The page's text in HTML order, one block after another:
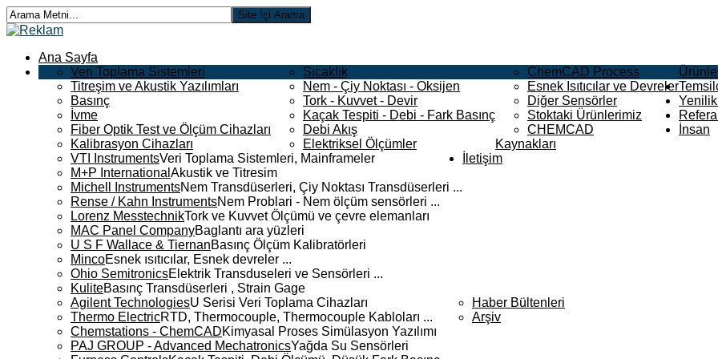
Ana Sayfa
Veri Toplama Sistemleri
Titreşim ve Akustik Yazılımları
Basınç
İvme
Fiber Optik Test ve Ölçüm Cihazları
Kalibrasyon Cihazları
Sıcaklık
Nem - Çiy Noktası - Oksijen
Tork - Kuvvet - Devir
Kaçak Tespiti - Debi - Fark Basınç
Debi Akış
Elektriksel Ölçümler
ChemCAD Process
Esnek Isıtıcılar ve Devreler
Diğer Sensörler
Stoktaki Ürünlerimiz
CHEMCAD
VTI InstrumentsVeri Toplama Sistemleri, Mainframeler
M+P International Akustik ve Titresim
Michell InstrumentsNem Transdüserleri, Çiy Noktası Transdüserleri ...
Rense / Kahn InstrumentsNem Problari - Nem ölçüm sensörleri ...
Lorenz MesstechnikTork ve Kuvvet Ölçümü ve çevre elemanları
MAC Panel CompanyBaglantı ara yüzleri
U S F Wallace & TiernanBasınç Ölçüm Kalibratörleri
MincoEsnek ısıtıcılar, Esnek devreler ...
Ohio SemitronicsElektrik Transduseleri ve Sensörleri ...
KuliteBasınç Transdüserleri , Strain Gage
Agilent TechnologiesU Serisi Veri Toplama Cihazları
Thermo ElectricRTD, Thermocouple, Thermocouple Kabloları ...
Chemstations - ChemCADKimyasal Proses Simülasyon Yazılımı
PAJ GROUP - Advanced MechatronicsYağda Su Sensörleri
Haber Bültenleri
Arşiv
İnsan
Kaynakları
İletişim